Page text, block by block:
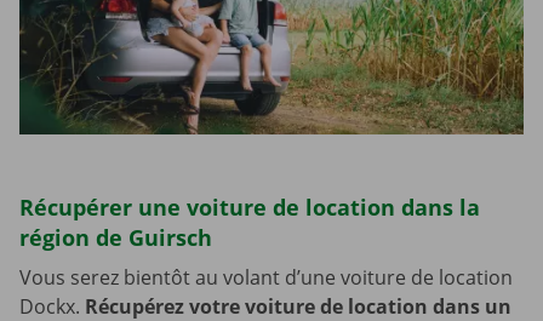
Récupérer une voiture de location dans la
région de Guirsch
Vous serez bientôt au volant d’une voiture de location
Dockx. Récupérez votre voiture de location dans un